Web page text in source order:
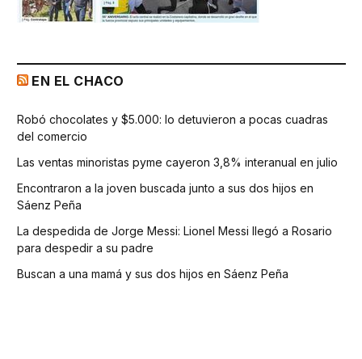
EN EL CHACO
Robó chocolates y $5.000: lo detuvieron a pocas cuadras
del comercio
Las ventas minoristas pyme cayeron 3,8% interanual en julio
Encontraron a la joven buscada junto a sus dos hijos en
Sáenz Peña
La despedida de Jorge Messi: Lionel Messi llegó a Rosario
para despedir a su padre
Buscan a una mamá y sus dos hijos en Sáenz Peña